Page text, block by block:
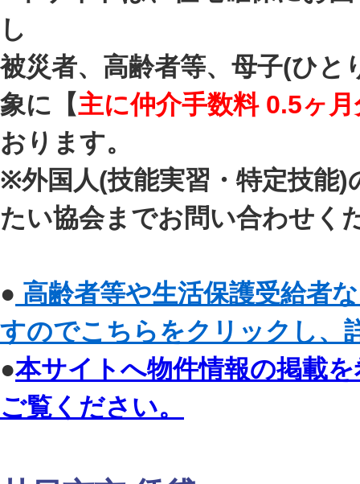
し
被災者、高齢者等、母子(ひと
象に【主に仲介手数料 0.5ヶ
おります。
※外国人(技能実習・特定技能
たい協会までお問い合わせく
● 高齢者等や生活保護受給者
すのでこちらをクリックし、
●本サイトへ物件情報の掲載
ご覧ください。